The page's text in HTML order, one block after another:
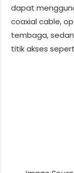
dapat
coaxial cable,
tembaga,
titik akses